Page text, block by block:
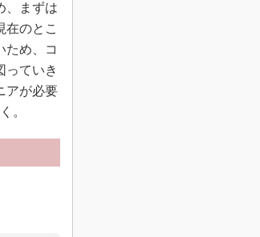
、まずは
在のとこ
ため、コ
っていき
アが必要
。